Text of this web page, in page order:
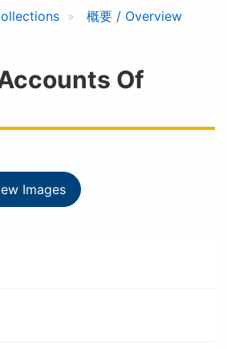
概要 / Overview
Of
Images